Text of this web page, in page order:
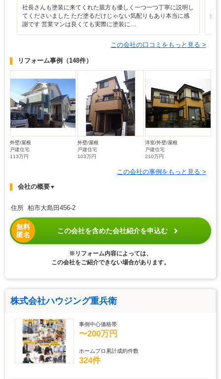
社長さんも塗装に来てくれた親方も優しく一つ一つ丁寧に説明し
てくださいました ただ塗るだけじゃない気配りもあり本当に感
謝です 営業マンは良くても実際に塗装に…
こ
れ
この会社の口コミをもっと見る >
リフォーム事例 （148件）
外壁/屋根
戸建住宅
113万円
外壁/屋根
戸建住宅
103万円
洋室/外壁/屋根
戸建住宅
210万円
この会社の事例をもっと見る >
会社の概要▼
住所 柏市大島田456-2
無料
匿名
この会社を含めた会社紹介を申込む
※リフォーム内容によっては、
この会社をご紹介できない場合があります。
株式会社ハウジング重兵衛
事例中心価格帯
〜200万円
ホームプロ累計成約件数
324件